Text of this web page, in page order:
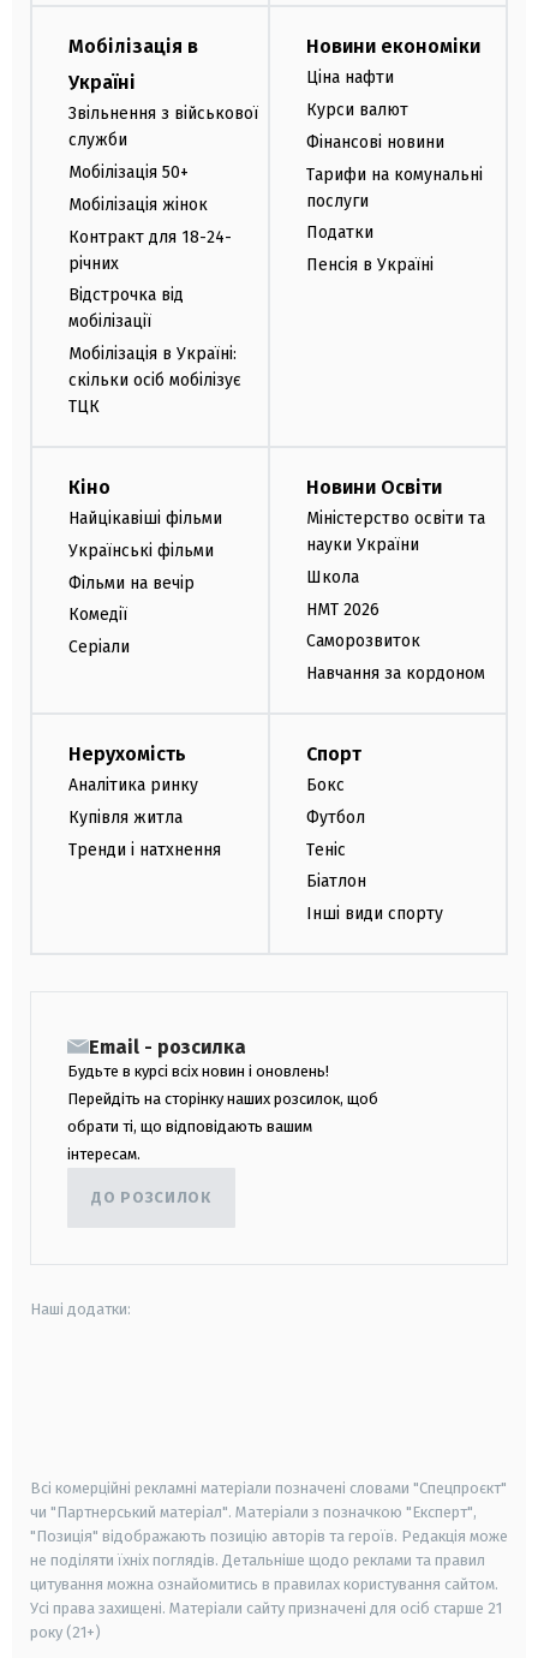
Мобілізація в
Україні
Звільнення з військової
служби
Мобілізація 50+
Мобілізація жінок
Контракт для 18-24-
річних
Відстрочка від
мобілізації
Мобілізація в Україні:
скільки осіб мобілізує
ТЦК
Новини економіки
Ціна нафти
Курси валют
Фінансові новини
Тарифи на комунальні
послуги
Податки
Пенсія в Україні
Кіно
Найцікавіші фільми
Українські фільми
Фільми на вечір
Комедії
Серіали
Новини Освіти
Міністерство освіти та
науки України
Школа
НМТ 2026
Саморозвиток
Навчання за кордоном
Нерухомість
Аналітика ринку
Купівля житла
Тренди і натхнення
Спорт
Бокс
Футбол
Теніс
Біатлон
Інші види спорту
Email - розсилка
Будьте в курсі всіх новин і оновлень!
Перейдіть на сторінку наших розсилок, щоб
обрати ті, що відповідають вашим
інтересам.
ДО РОЗСИЛОК
Наші додатки:
Всі комерційні рекламні матеріали позначені словами "Спецпроєкт"
чи "Партнерський матеріал". Матеріали з позначкою "Експерт",
"Позиція" відображають позицію авторів та героїв. Редакція може
не поділяти їхніх поглядів. Детальніше щодо реклами та правил
цитування можна ознайомитись в правилах користування сайтом.
Усі права захищені. Матеріали сайту призначені для осіб старше 21
року (21+)